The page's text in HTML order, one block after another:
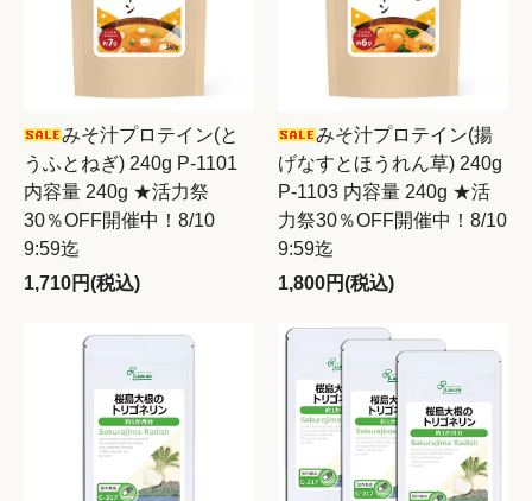
みそ汁プロテイン(と
うふとねぎ) 240g P-1101
内容量 240g ★活力祭
30％OFF開催中！8/10
9:59迄
1,710円(税込)
みそ汁プロテイン(揚
げなすとほうれん草) 240g
P-1103 内容量 240g ★活
力祭30％OFF開催中！8/10
9:59迄
1,800円(税込)